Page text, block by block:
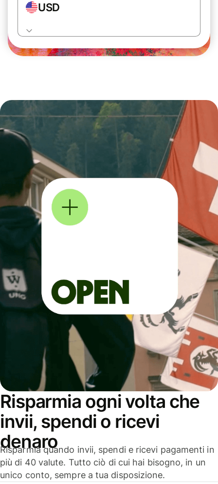
USD
Risparmia ogni volta che
invii, spendi o ricevi
denaro
Risparmia quando invii, spendi e ricevi pagamenti in
più di 40 valute. Tutto ciò di cui hai bisogno, in un
unico conto, sempre a tua disposizione.